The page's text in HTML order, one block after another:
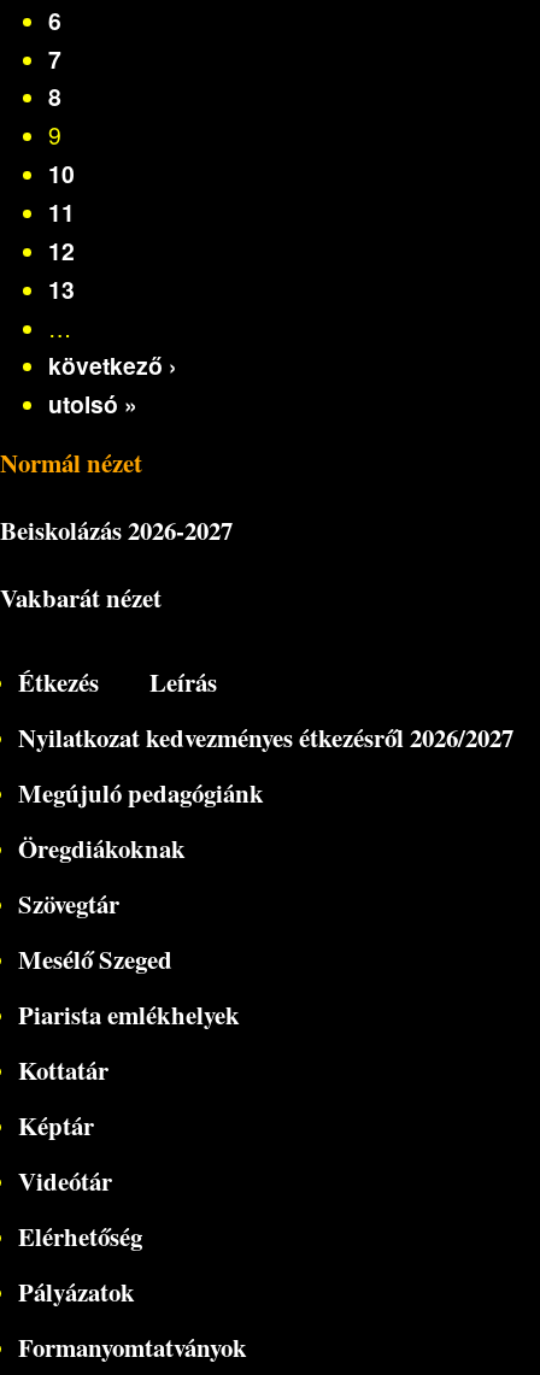
6
7
8
9
10
11
12
13
…
következő ›
utolsó »
Normál nézet
Beiskolázás2026-2027
Vakbarát nézet
Étkezés
Leírás
Nyilatkozat kedvezményes étkezésről 2026/2027
Megújuló pedagógiánk
Öregdiákoknak
Szövegtár
Mesélő Szeged
Piarista emlékhelyek
Kottatár
Képtár
Videótár
Elérhetőség
Pályázatok
Formanyomtatványok